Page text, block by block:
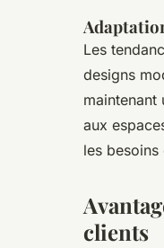
Les
designs
aux
les
clients